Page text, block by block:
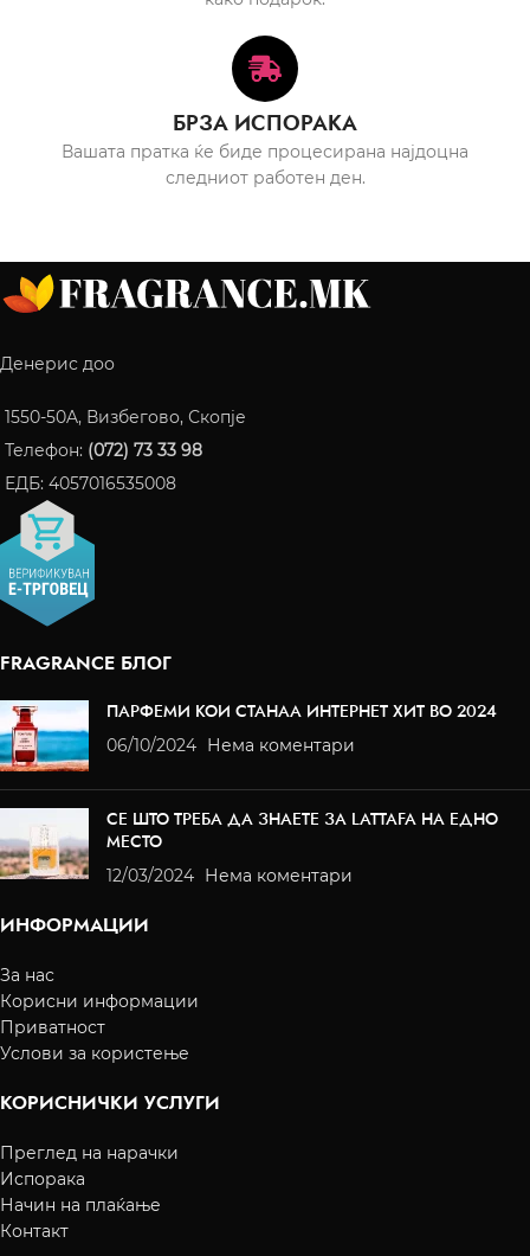
БРЗА ИСПОРАКА
Вашата пратка ќе биде процесирана најдоцна
следниот работен ден.
Денерис доо
1550-50A, Визбегово, Скопје
Телефон: (072) 73 33 98
ЕДБ: 4057016535008
FRAGRANCE БЛОГ
ПАРФЕМИ КОИ СТАНАА ИНТЕРНЕТ ХИТ ВО 2024
06/10/2024 Нема коментари
СЕ ШТО ТРЕБА ДА ЗНАЕТЕ ЗА LATTAFA НА ЕДНО
МЕСТО
12/03/2024 Нема коментари
ИНФОРМАЦИИ
За нас
Корисни информации
Приватност
Услови за користење
КОРИСНИЧКИ УСЛУГИ
Преглед на нарачки
Испорака
Начин на плаќање
Контакт